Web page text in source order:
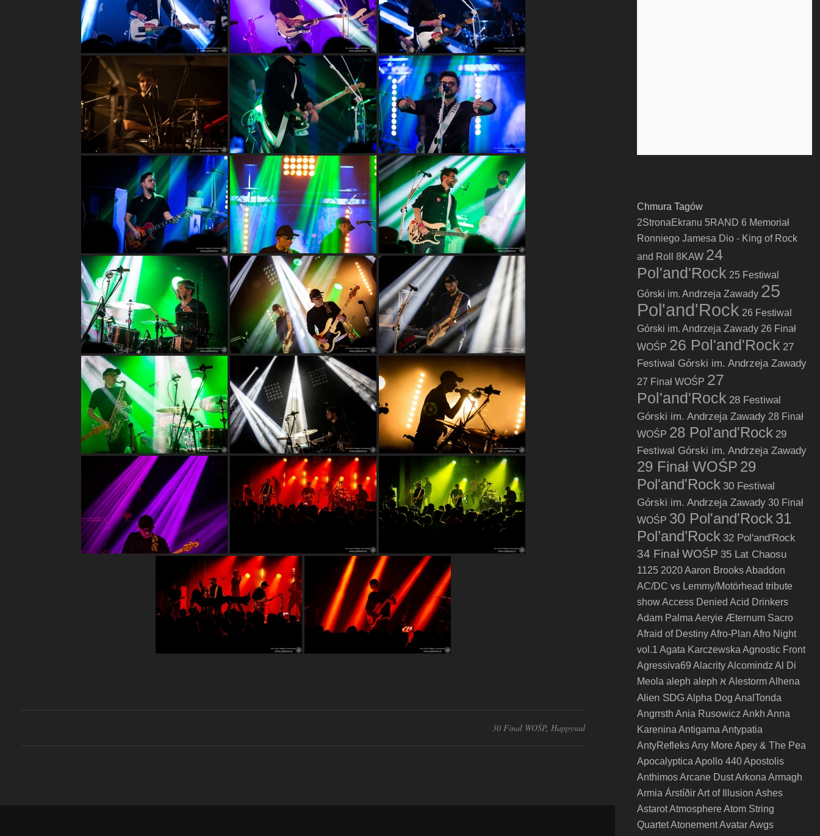
30 Finał WOŚP, Happysad
Chmura Tagów
2StronaEkranu 5RAND 6 Memoriał
Ronniego Jamesa Dio - King of Rock
and Roll
8KAW 24
Pol'and'Rock 25 Festiwal
Górski im. Andrzeja Zawady 25
Pol'and'Rock 26 Festiwal
Górski im. Andrzeja Zawady 26 Finał
WOŚP 26 Pol'and'Rock 27
Festiwal Górski im. Andrzeja Zawady
27 Finał WOŚP 27
Pol'and'Rock 28 Festiwal
Górski im. Andrzeja Zawady 28 Finał
WOŚP 28 Pol'and'Rock 29
Festiwal Górski im. Andrzeja Zawady
29 Finał WOŚP 29
Pol'and'Rock 30 Festiwal
Górski im. Andrzeja Zawady 30 Finał
WOŚP 30 Pol'and'Rock31
Pol’and’Rock 32 Pol'and'Rock
34 Finał WOŚP 35 Lat Chaosu
1125 2020Aaron BrooksAbaddon
AC/DC vs Lemmy/Motörhead tribute
showAccess Denied Acid Drinkers
Adam Palma Aeryie Æternum Sacro
Afraid of DestinyAfro-Plan Afro Night
vol.1 Agata Karczewska Agnostic Front
Agressiva69 AlacrityAlcomindz Al Di
Meola aleph aleph א AlestormAlhena
Alien SDG Alpha Dog AnalTonda
Angrrsth Ania Rusowicz Ankh Anna
Karenina Antigama Antypatia
AntyRefleksAny MoreApey & The Pea
Apocalyptica Apollo 440Apostolis
AnthimosArcane DustArkona Armagh
Armia ÁrstíðirArt of Illusion Ashes
AstarotAtmosphereAtom String
QuartetAtonementAvatarAwgs